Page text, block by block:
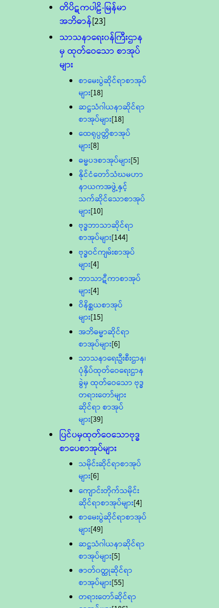
တိပိဋကပါဠိ-မြန်မာ
အဘိဓာန်[23]
သာသနာရေး၀န်ကြီးဌာန
မှ ထုတ်ဝေသော စာအုပ်
များ
စာမေးပွဲဆိုင်ရာစာအုပ်
များ[18]
ဆဋ္ဌသံဂါယနာဆိုင်ရာ
စာအုပ်များ[18]
ထေရုပ္ပတ္တိစာအုပ်
များ[8]
ဓမ္မပဒစာအုပ်များ[5]
နိုင်ငံတော်သံဃမဟာ
နာယကအဖွဲ့နှင့်
သက်ဆိုင်သောစာအုပ်
များ[10]
ဗုဒ္ဓဘာသာဆိုင်ရာ
စာအုပ်များ[144]
ဗုဒ္ဓဝင်ကျမ်းစာအုပ်
များ[4]
ဘာသာဋီကာစာအုပ်
များ[4]
ဝိနိစ္ဆယစာအုပ်
များ[15]
အဘိဓမ္မာဆိုင်ရာ
စာအုပ်များ[6]
သာသနာရေးဦးစီးဌာန၊
ပုံနှိပ်ထုတ်ဝေရေးဌာန
ခွဲမှ ထုတ်ဝေသော ဗုဒ္ဓ
တရားတော်များ
ဆိုင်ရာ စာအုပ်
များ[39]
ပြင်ပမှထုတ်ဝေသောဗုဒ္ဓ
စာပေစာအုပ်များ
သမိုင်းဆိုင်ရာစာအုပ်
များ[6]
ကျောင်းတိုက်သမိုင်း
ဆိုင်ရာစာအုပ်များ[4]
စာမေးပွဲဆိုင်ရာစာအုပ်
များ[49]
ဆဋ္ဌသံဂါယနာဆိုင်ရာ
စာအုပ်များ[5]
ဇာတ်၀တ္ထုဆိုင်ရာ
စာအုပ်များ[55]
တရားတော်ဆိုင်ရာ